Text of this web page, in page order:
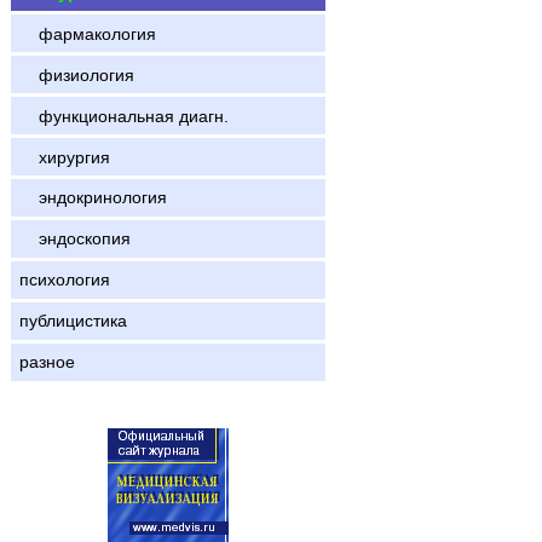
фармакология
физиология
функциональная диагн.
хирургия
эндокринология
эндоскопия
психология
публицистика
разное